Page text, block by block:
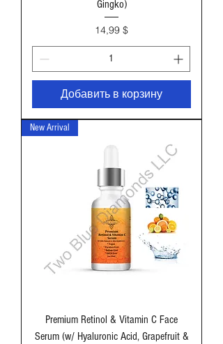
Gingko)
Цена
14,99 $
Добавить в корзину
New Arrival
Premium Retinol & Vitamin C Face
Serum (w/ Hyaluronic Acid, Grapefruit &